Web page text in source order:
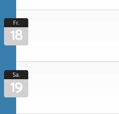
Fr.
18
Sa.
19